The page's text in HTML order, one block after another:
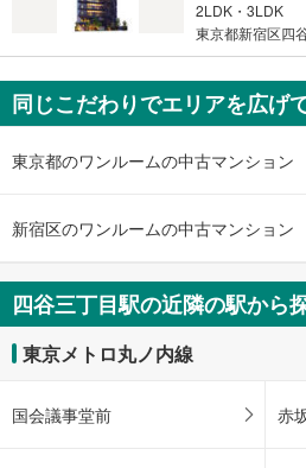
を
マ
イ
ペ
ジ
保
存
す
る
2LDK・3LDK
東京都新宿区四
同じこだわりでエリアを広げ
東京都のワンルームの中古マンション
新宿区のワンルームの中古マンション
四谷三丁目駅の近隣の駅から
東京メトロ丸ノ内線
国会議事堂前 赤